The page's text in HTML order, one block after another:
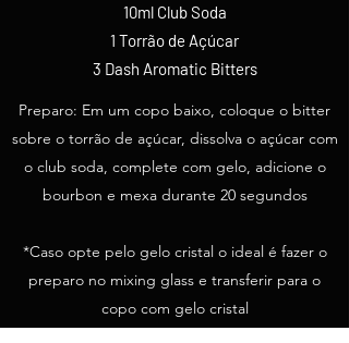
10ml Club Soda
1 Torrão de Açúcar
3 Dash Aromatic Bitters
Preparo: Em um copo baixo, coloque o bitter
sobre o torrão de açúcar, dissolva o açúcar com
o club soda, complete com gelo, adicione o
bourbon e mexa durante 20 segundos
*Caso opte pelo gelo cristal o ideal é fazer o
preparo no mixing glass e transferir para o
copo com gelo cristal